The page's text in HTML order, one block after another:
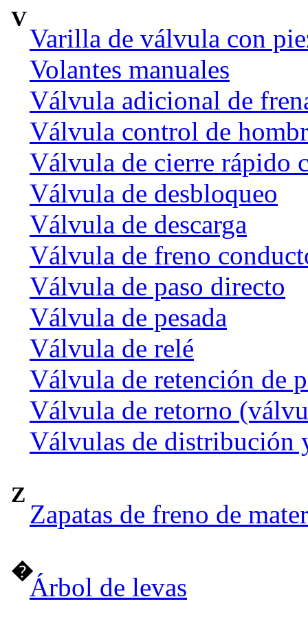
V
Varilla de válvula con
Volantes manuales
Válvula adicional de
Válvula control de
Válvula de cierre rápido
Válvula de desbloqueo
Válvula de descarga
Válvula de freno
Válvula de paso directo
Válvula de pesada
Válvula de relé
Válvula de retención de
Válvula de retorno
Válvulas de distribución
Z
Zapatas de freno de
�
Árbol de levas